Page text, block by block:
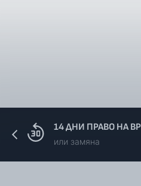
14 ДНИ ПРАВО НА
или замяна